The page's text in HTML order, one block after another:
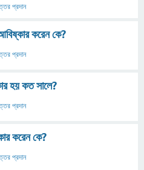
প্রদান
করেন কে?
প্রদান
হয় কত সালে?
প্রদান
করেন কে?
প্রদান